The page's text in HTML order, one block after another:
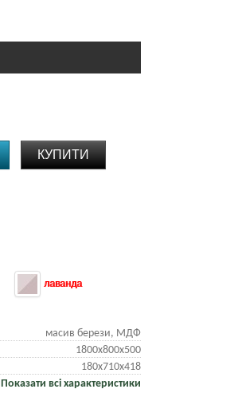
КУПИТИ
лаванда
масив берези, МДФ
1800х800х500
180х710х418
Показати всі характеристики